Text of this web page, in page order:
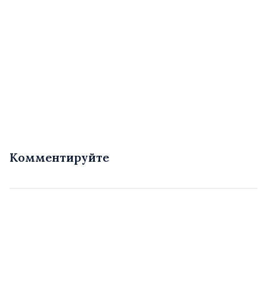
Комментируйте